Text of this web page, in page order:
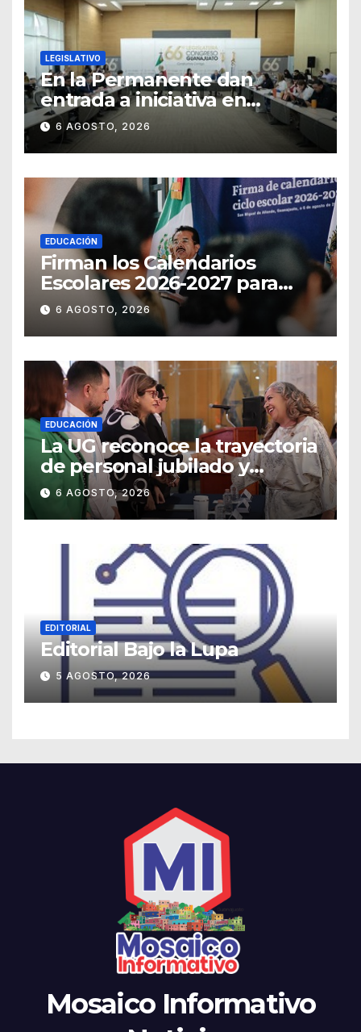
LEGISLATIVO
En la Permanente dan
entrada a iniciativa en
materia notarial
6 AGOSTO, 2026
EDUCACIÓN
Firman los Calendarios
Escolares 2026-2027 para
Guanajuato
6 AGOSTO, 2026
EDUCACIÓN
La UG reconoce la trayectoria
de personal jubilado y
agradece su legado
6 AGOSTO, 2026
EDITORIAL
Editorial Bajo la Lupa
5 AGOSTO, 2026
Mosaico Informativo